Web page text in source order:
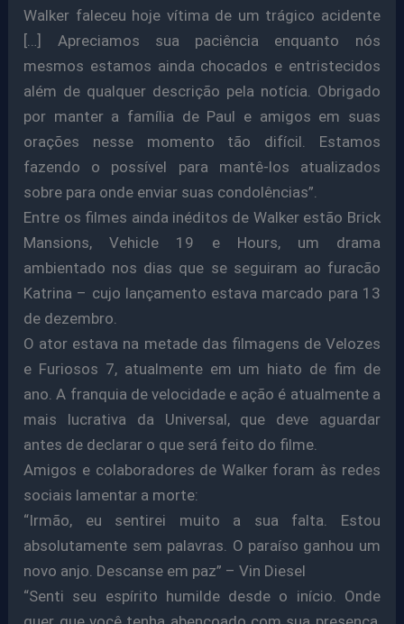
Walker faleceu hoje vítima de um trágico acidente
[…] Apreciamos sua paciência enquanto nós
mesmos estamos ainda chocados e entristecidos
além de qualquer descrição pela notícia. Obrigado
por manter a família de Paul e amigos em suas
orações nesse momento tão difícil. Estamos
fazendo o possível para mantê-los atualizados
sobre para onde enviar suas condolências”.
Entre os filmes ainda inéditos de Walker estão Brick
Mansions, Vehicle 19 e Hours, um drama
ambientado nos dias que se seguiram ao furacão
Katrina – cujo lançamento estava marcado para 13
de dezembro.
O ator estava na metade das filmagens de Velozes
e Furiosos 7, atualmente em um hiato de fim de
ano. A franquia de velocidade e ação é atualmente a
mais lucrativa da Universal, que deve aguardar
antes de declarar o que será feito do filme.
Amigos e colaboradores de Walker foram às redes
sociais lamentar a morte:
“Irmão, eu sentirei muito a sua falta. Estou
absolutamente sem palavras. O paraíso ganhou um
novo anjo. Descanse em paz” – Vin Diesel
“Senti seu espírito humilde desde o início. Onde